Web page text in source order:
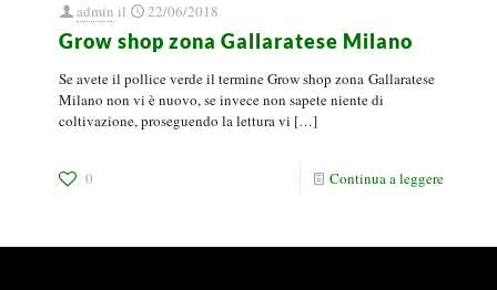
admin il 22/06/2018
Grow shop zona Gallaratese Milano
Se avete il pollice verde il termine Grow shop zona Gallaratese
Milano non vi è nuovo, se invece non sapete niente di
coltivazione, proseguendo la lettura vi […]
0 Continua a leggere